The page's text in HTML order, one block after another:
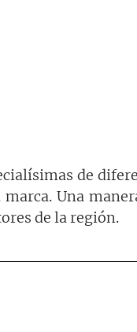
de
Una
de la región.